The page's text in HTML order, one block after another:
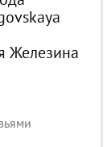
Железина